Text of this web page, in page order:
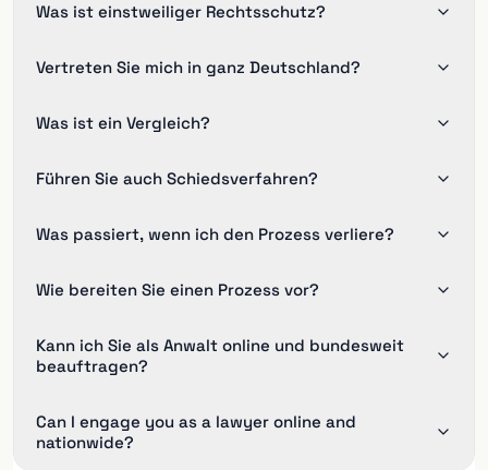
Was ist einstweiliger Rechtsschutz?
Vertreten Sie mich in ganz Deutschland?
Was ist ein Vergleich?
Führen Sie auch Schiedsverfahren?
Was passiert, wenn ich den Prozess verliere?
Wie bereiten Sie einen Prozess vor?
Kann ich Sie als Anwalt online und bundesweit
beauftragen?
Can I engage you as a lawyer online and
nationwide?